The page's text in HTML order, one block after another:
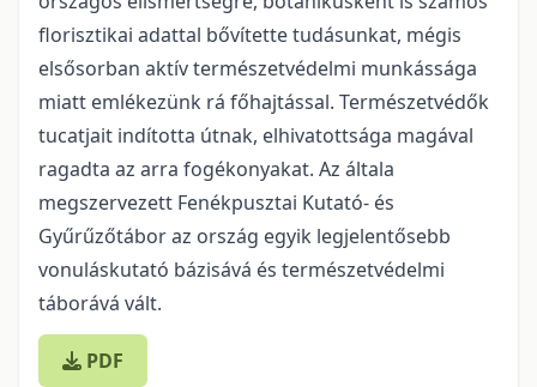
florisztikai adattal bővítette tudásunkat, mégis
elsősorban aktív természetvédelmi munkássága
miatt emlékezünk rá főhajtással. Természetvédők
tucatjait indította útnak, elhivatottsága magával
ragadta az arra fogékonyakat. Az általa
megszervezett Fenékpusztai Kutató- és
Gyűrűzőtábor az ország egyik legjelentősebb
vonuláskutató bázisává és természetvédelmi
táborává vált.
PDF